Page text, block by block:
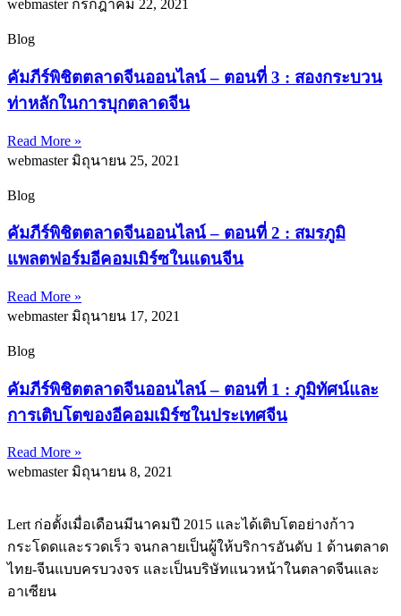
webmaster กรกฎาคม 22, 2021
Blog
คัมภีร์พิชิตตลาดจีนออนไลน์ – ตอนที่ 3 : สองกระบวน
ท่าหลักในการบุกตลาดจีน
Read More »
webmaster มิถุนายน 25, 2021
Blog
คัมภีร์พิชิตตลาดจีนออนไลน์ – ตอนที่ 2 : สมรภูมิ
แพลตฟอร์มอีคอมเมิร์ซในแดนจีน
Read More »
webmaster มิถุนายน 17, 2021
Blog
คัมภีร์พิชิตตลาดจีนออนไลน์ – ตอนที่ 1 : ภูมิทัศน์และ
การเติบโตของอีคอมเมิร์ซในประเทศจีน
Read More »
webmaster มิถุนายน 8, 2021
Lert ก่อตั้งเมื่อเดือนมีนาคมปี 2015 และได้เติบโตอย่างก้าว
กระโดดและรวดเร็ว จนกลายเป็นผู้ให้บริการอันดับ 1 ด้านตลาด
ไทย-จีนแบบครบวงจร และเป็นบริษัทแนวหน้าในตลาดจีนและ
อาเซียน